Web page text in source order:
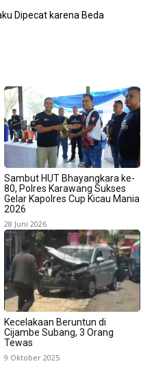
Dipecat karena Beda
Sambut HUT Bhayangkara ke-
80, Polres Karawang Sukses
Gelar Kapolres Cup Kicau Mania
2026
28 Juni 2026
Kecelakaan Beruntun di
Cijambe Subang, 3 Orang
Tewas
9 Oktober 2025